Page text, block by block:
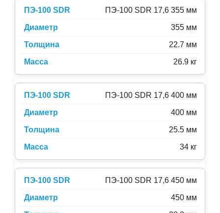
ПЭ-100 SDR 17,6 355 мм
355 мм
22.7 мм
26.9 кг
ПЭ-100 SDR 17,6 400 мм
400 мм
25.5 мм
34 кг
ПЭ-100 SDR 17,6 450 мм
450 мм